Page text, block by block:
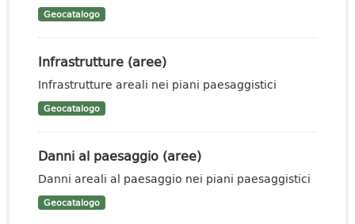
Geocatalogo
Infrastrutture (aree)
Infrastrutture areali nei piani paesaggistici
Geocatalogo
Danni al paesaggio (aree)
Danni areali al paesaggio nei piani paesaggistici
Geocatalogo